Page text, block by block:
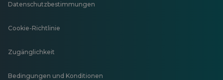
Datenschutzbestimmungen
Cookie-Richtlinie
Zugänglichkeit
Bedingungen und Konditionen